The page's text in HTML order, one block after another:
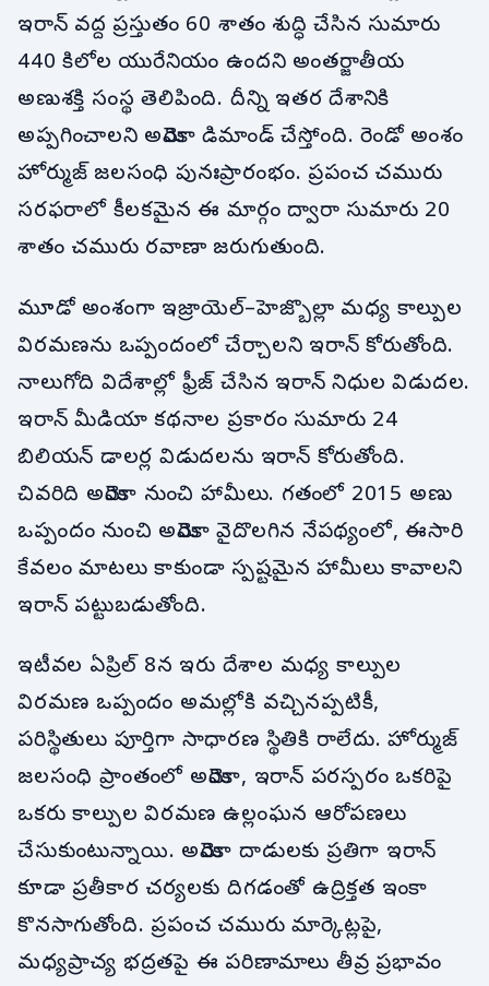
ఇరాన్ వద్ద ప్రస్తుతం 60 శాతం శుద్ధి చేసిన సుమారు
440 కిలోల యురేనియం ఉందని అంతర్జాతీయ
అణుశక్తి సంస్థ తెలిపింది. దీన్ని ఇతర దేశానికి
అప్పగించాలని అమెరికా డిమాండ్ చేస్తోంది. రెండో అంశం
హోర్ముజ్ జలసంధి పునఃప్రారంభం. ప్రపంచ చమురు
సరఫరాలో కీలకమైన ఈ మార్గం ద్వారా సుమారు 20
శాతం చమురు రవాణా జరుగుతుంది.
మూడో అంశంగా ఇజ్రాయెల్–హెజ్బొల్లా మధ్య కాల్పుల
విరమణను ఒప్పందంలో చేర్చాలని ఇరాన్ కోరుతోంది.
నాలుగోది విదేశాల్లో ఫ్రీజ్ చేసిన ఇరాన్ నిధుల విడుదల.
ఇరాన్ మీడియా కథనాల ప్రకారం సుమారు 24
బిలియన్ డాలర్ల విడుదలను ఇరాన్ కోరుతోంది.
చివరిది అమెరికా నుంచి హామీలు. గతంలో 2015 అణు
ఒప్పందం నుంచి అమెరికా వైదొలగిన నేపథ్యంలో, ఈసారి
కేవలం మాటలు కాకుండా స్పష్టమైన హామీలు కావాలని
ఇరాన్ పట్టుబడుతోంది.
ఇటీవల ఏప్రిల్ 8న ఇరు దేశాల మధ్య కాల్పుల
విరమణ ఒప్పందం అమల్లోకి వచ్చినప్పటికీ,
పరిస్థితులు పూర్తిగా సాధారణ స్థితికి రాలేదు. హోర్ముజ్
జలసంధి ప్రాంతంలో అమెరికా, ఇరాన్ పరస్పరం ఒకరిపై
ఒకరు కాల్పుల విరమణ ఉల్లంఘన ఆరోపణలు
చేసుకుంటున్నాయి. అమెరికా దాడులకు ప్రతిగా ఇరాన్
కూడా ప్రతీకార చర్యలకు దిగడంతో ఉద్రిక్తత ఇంకా
కొనసాగుతోంది. ప్రపంచ చమురు మార్కెట్లపై,
మధ్యప్రాచ్య భద్రతపై ఈ పరిణామాలు తీవ్ర ప్రభావం